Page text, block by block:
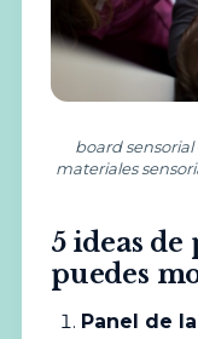
board sensorial
materiales
5 ideas
puedes
Panel de